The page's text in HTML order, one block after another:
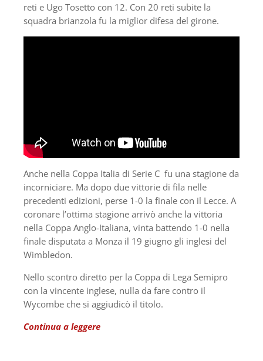
reti e Ugo Tosetto con 12. Con 20 reti subite la
squadra brianzola fu la miglior difesa del girone.
Anche nella Coppa Italia di Serie C fu una stagione da
incorniciare. Ma dopo due vittorie di fila nelle
precedenti edizioni, perse 1-0 la finale con il Lecce. A
coronare l’ottima stagione arrivò anche la vittoria
nella Coppa Anglo-Italiana, vinta battendo 1-0 nella
finale disputata a Monza il 19 giugno gli inglesi del
Wimbledon.
Nello scontro diretto per la Coppa di Lega Semipro
con la vincente inglese, nulla da fare contro il
Wycombe che si aggiudicò il titolo.
Continua a leggere